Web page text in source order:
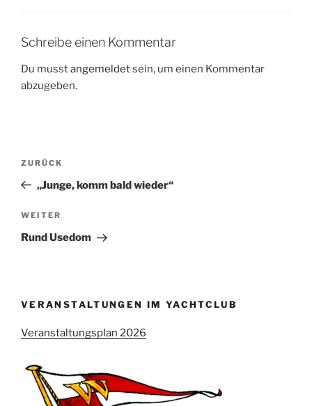
Schreibe einen Kommentar
Du musstangemeldetsein, um einen Kommentar
abzugeben.
Beitragsnavigation
Vorheriger
Beitrag
ZURÜCK
„Junge, komm bald wieder“
Nächster
Beitrag
WEITER
Rund Usedom
VERANSTALTUNGEN IM YACHTCLUB
Veranstaltungsplan 2026